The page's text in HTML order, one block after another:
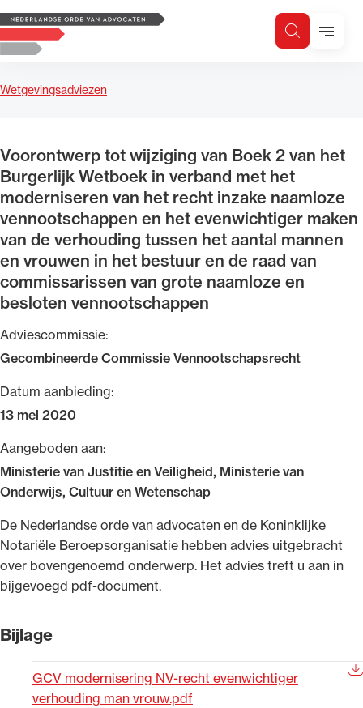
Logo, to the homepage
ZoekenMenu
Wetgevingsadviezen
Voorontwerp tot wijziging van Boek 2 van het
Burgerlijk Wetboek in verband met het
moderniseren van het recht inzake naamloze
vennootschappen en het evenwichtiger maken
van de verhouding tussen het aantal mannen
en vrouwen in het bestuur en de raad van
commissarissen van grote naamloze en
besloten vennootschappen
Adviescommissie:
Gecombineerde Commissie Vennootschapsrecht
Datum aanbieding:
13 mei 2020
Aangeboden aan:
Ministerie van Justitie en Veiligheid, Ministerie van
Onderwijs, Cultuur en Wetenschap
​De Nederlandse orde van advocaten en de Koninklijke
Notariële Beroepsorganisatie hebben advies uitgebracht
over bovengenoemd onderwerp. Het advies treft u aan in
bijgevoegd pdf-document.
Bijlage
GCV modernisering NV-recht evenwichtiger
verhouding man vrouw.pdf
Zoeken
Zoek op trefwoord
Uitgelicht
Alle wet- en regelgeving voor de advocatuur.
advocatuur (Roda).